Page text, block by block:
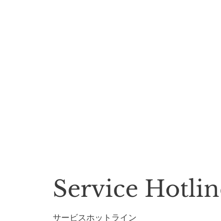
Service
​サービスホットライン